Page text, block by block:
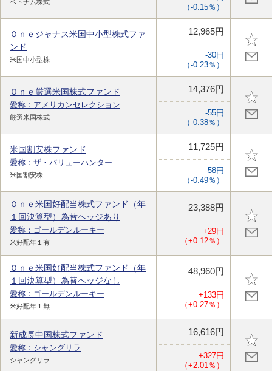
ベトナム株式
（-0.15％）
Ｏｎｅジャナス米国中小型株式ファ
ンド
米国中小型株
12,965円
-30円
（-0.23％）
Ｏｎｅ厳選米国株式ファンド
愛称：アメリカンセレクション
厳選米国株式
14,376円
-55円
（-0.38％）
米国割安株ファンド
愛称：ザ・バリューハンター
米国割安株
11,725円
-58円
（-0.49％）
Ｏｎｅ米国好配当株式ファンド（年
１回決算型）為替ヘッジあり
愛称：ゴールデンルーキー
米好配年１有
23,388円
+29円
（+0.12％）
Ｏｎｅ米国好配当株式ファンド（年
１回決算型）為替ヘッジなし
愛称：ゴールデンルーキー
米好配年１無
48,960円
+133円
（+0.27％）
新成長中国株式ファンド
愛称：シャングリラ
シャングリラ
16,616円
+327円
（+2.01％）